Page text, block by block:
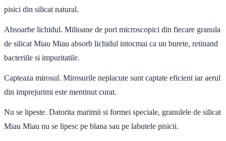
pisici din silicat natural.
Absoarbe lichidul. Milioane de pori microscopici din fiecare granula
de silicat Miau Miau absorb lichidul intocmai ca un burete, retinand
bacteriile si impuritatile.
Capteaza mirosul. Mirosurile neplacute sunt captate eficient iar aerul
din imprejurimi este mentinut curat.
Nu se lipeste. Datorita marimii si formei speciale, granulele de silicat
Miau Miau nu se lipesc pe blana sau pe labutele pisicii.